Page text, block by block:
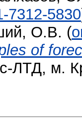
7312-5830
О.В. (
of
ЛТД, м.